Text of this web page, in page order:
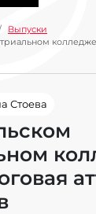
Выпуски
Стоева